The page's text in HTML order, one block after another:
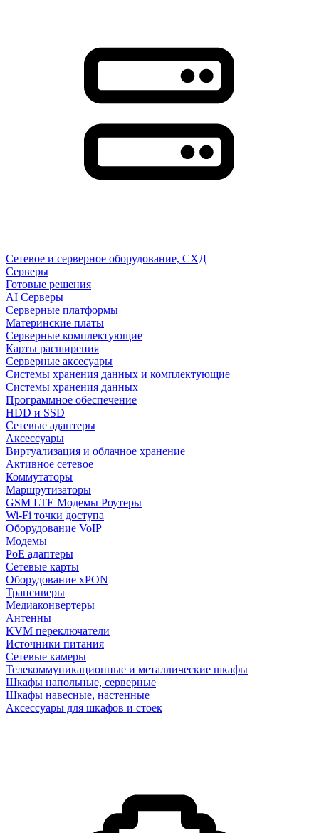
Сетевое и серверное оборудование, СХД
Cерверы
Готовые решения
AI Серверы
Серверные платформы
Материнские платы
Серверные комплектующие
Карты расширения
Серверные аксесуары
Системы хранения данных и комплектующие
Системы хранения данных
Программное обеспечение
HDD и SSD
Сетевые адаптеры
Аксессуары
Виртуализация и облачное хранение
Активное сетевое
Коммутаторы
Маршрутизаторы
GSM LTE Модемы Роутеры
Wi-Fi точки доступа
Оборудование VoIP
Модемы
PoE адаптеры
Сетевые карты
Оборудование xPON
Трансиверы
Медиаконвертеры
Антенны
KVM переключатели
Источники питания
Сетевые камеры
Телекоммуникационные и металлические шкафы
Шкафы напольные, серверные
Шкафы навесные, настенные
Аксессуары для шкафов и стоек